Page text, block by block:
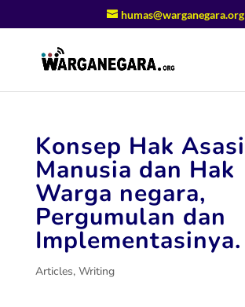
humas@warganegara.org
Konsep Hak Asasi
Manusia dan Hak
Warga negara,
Pergumulan dan
Implementasinya.
Articles, Writing